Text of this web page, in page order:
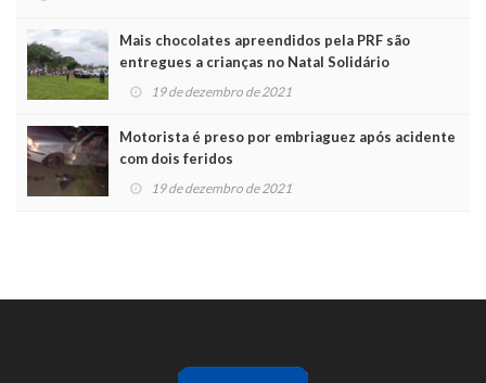
Mais chocolates apreendidos pela PRF são
entregues a crianças no Natal Solidário
19 de dezembro de 2021
Motorista é preso por embriaguez após acidente
com dois feridos
19 de dezembro de 2021